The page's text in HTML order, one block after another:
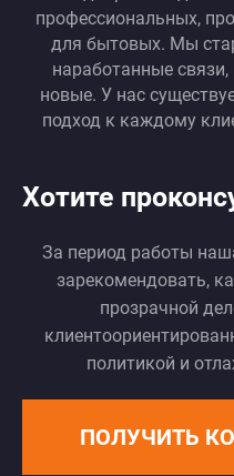
профессиональных,
для бытовых. Мы
наработанные
новые. У нас
подход к каждому
Хотите
За период работы
зарекомендовать,
прозрачной
политикой и
ПОЛУЧИТЬ